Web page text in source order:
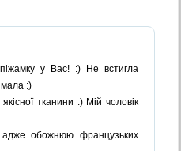
у Вас! :) Не встигла
:)
тканини :) Мій чоловік
адже обожнюю французьких